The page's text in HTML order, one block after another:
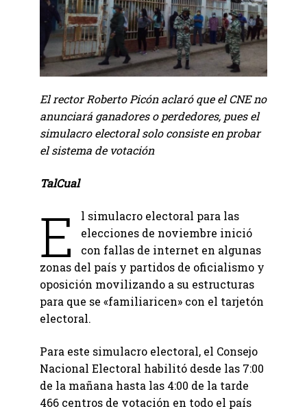
El rector Roberto Picón aclaró que el CNE no
anunciará ganadores o perdedores, pues el
simulacro electoral solo consiste en probar
el sistema de votación
TalCual
E
l simulacro electoral para las
elecciones de noviembre inició
con fallas de internet en algunas
zonas del país y partidos de oficialismo y
oposición movilizando a su estructuras
para que se «familiaricen» con el tarjetón
electoral.
Para este simulacro electoral, el Consejo
Nacional Electoral habilitó desde las 7:00
de la mañana hasta las 4:00 de la tarde
466 centros de votación en todo el país